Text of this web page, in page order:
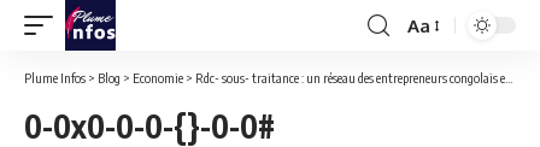
Font
Aa
Plume Infos > Blog > Economie > Rdc- sous- traitance : un réseau des entrepreneurs congolais exige la suspension du Dg de l’ARSP Miguel Kashal pour megestion.
0-0x0-0-0-{}-0-0#